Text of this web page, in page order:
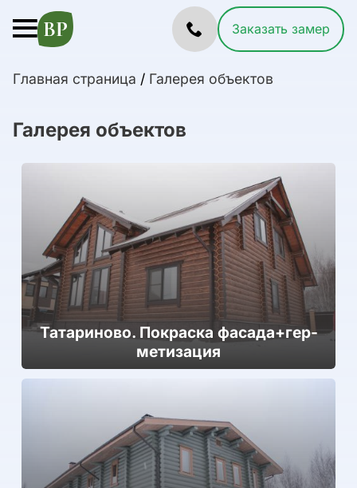
Заказать замер
Главная страница / Галерея объектов
Галерея объектов
Та­тари­ново. Покраска фа­сада+гер­
ме­тиза­ция